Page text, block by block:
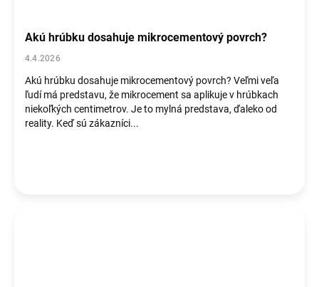
Akú hrúbku dosahuje mikrocementový povrch?
4.4.2026
Akú hrúbku dosahuje mikrocementový povrch? Veľmi veľa
ľudí má predstavu, že mikrocement sa aplikuje v hrúbkach
niekoľkých centimetrov. Je to mylná predstava, ďaleko od
reality. Keď sú zákazníci...